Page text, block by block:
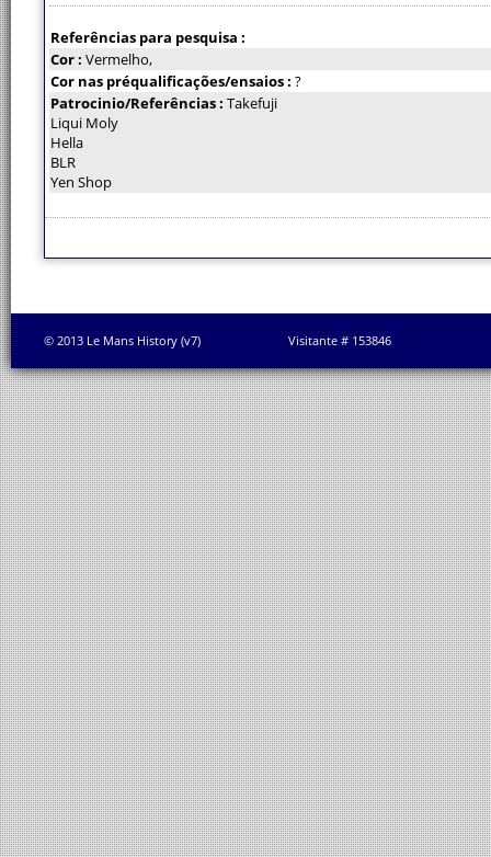
Referências para pesquisa :
Cor : Vermelho,
Cor nas préqualificações/ensaios : ?
Patrocinio/Referências : Takefuji
Liqui Moly
Hella
BLR
Yen Shop
© 2013 Le Mans History (v7) Visitante # 153846